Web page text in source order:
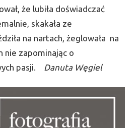
że lubiła doświadczać
skakała ze
na nartach, żeglowała na
nie zapominając o
pasji. Danuta Węgiel